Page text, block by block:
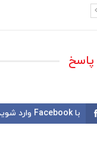
پاسخ
با Facebook وارد شوید